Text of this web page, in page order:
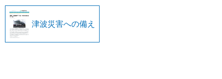
津波災害への備え